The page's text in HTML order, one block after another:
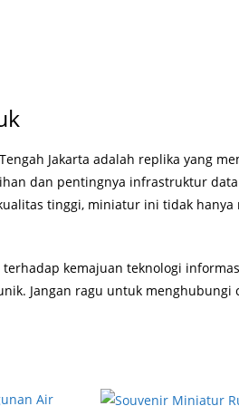
Jakarta adalah replika yang
dan pentingnya infrastruktur
tinggi, miniatur ini tidak
kemajuan teknologi
Jangan ragu untuk